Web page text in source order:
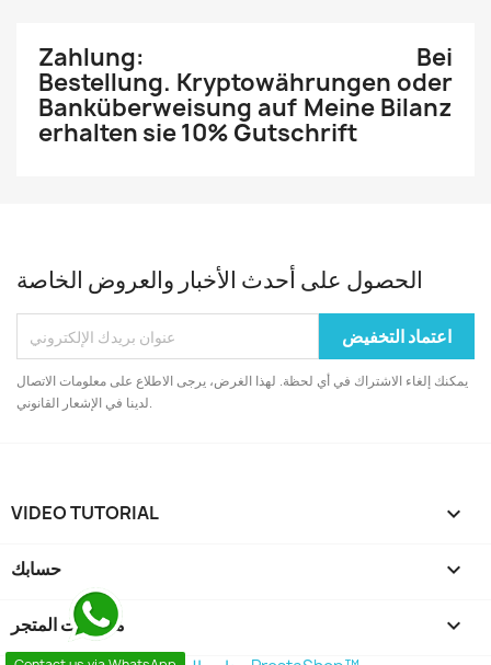
Zahlung: Bei
Bestellung. Kryptowährungen oder
Banküberweisung auf Meine Bilanz
erhalten sie 10% Gutschrift
الحصول على أحدث الأخبار والعروض الخاصة
يمكنك إلغاء الاشتراك في أي لحظة. لهذا الغرض، يرجى الاطلاع على معلومات الاتصال
لدينا في الإشعار القانوني.
VIDEO TUTORIAL 
حسابك 
معلومات المتجر keyboard_arrow_down